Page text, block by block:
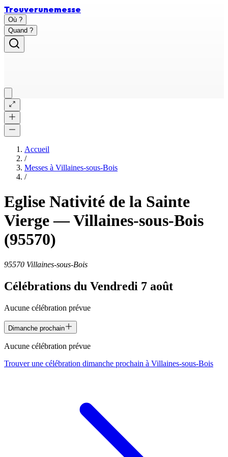
Trouverunemesse
Où ?
Quand ?
Accueil
/
Messes à Villaines-sous-Bois
/
Eglise Nativité de la Sainte
Vierge—Villaines-sous-Bois
(95570)
95570 Villaines-sous-Bois
Célébrations du Vendredi 7 août
Aucune célébration prévue
Dimanche prochain
Aucune célébration prévue
Trouver une célébration dimanche prochain à Villaines-sous-Bois